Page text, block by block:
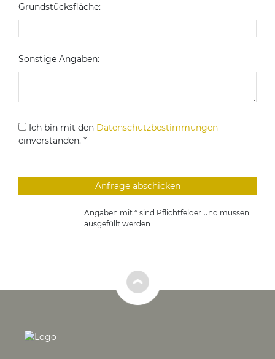
Grundstücksfläche:
Sonstige Angaben:
Ich bin mit den Datenschutzbestimmungen
einverstanden. *
Angaben mit * sind Pflichtfelder und müssen
ausgefüllt werden.